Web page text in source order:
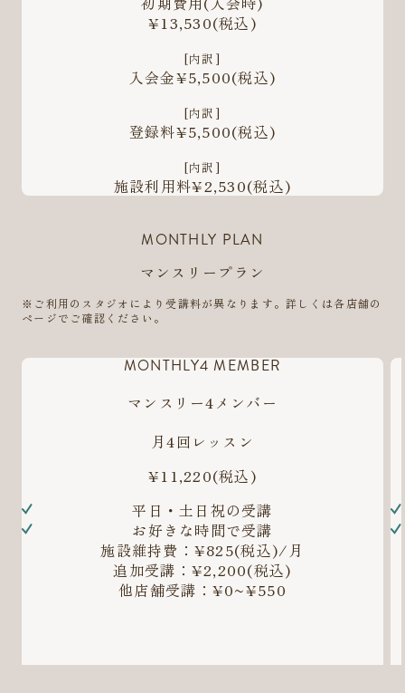
¥13,530(税込)
[内訳]
入会金¥5,500(税込)
[内訳]
登録料¥5,500(税込)
[内訳]
施設利用料¥2,530(税込)
MONTHLY PLAN
マンスリープラン
※ご利用のスタジオにより受講料が異なります。詳しくは各店舗の
ページでご確認ください。
MONTHLY4 MEMBER
マンスリー4メンバー
月4回レッスン
¥11,220(税込)
平日・土日祝の受講
お好きな時間で受講
施設維持費：¥825(税込)/月
追加受講：¥2,200(税込)
他店舗受講：¥0~¥550